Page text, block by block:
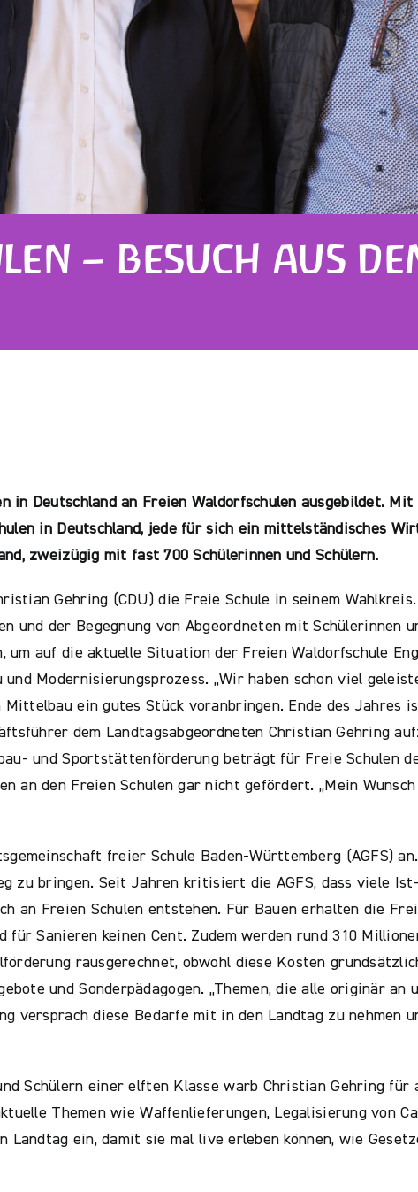
– BESUCH AUS
in Deutschland an Freien Waldorfschulen ausgebildet.
in Deutschland, jede für sich ein mittelständisches
zweizügig mit fast 700 Schülerinnen und Schülern.
Gehring (CDU) die Freie Schule in seinem
und der Begegnung von Abgeordneten mit Schülerinnen
auf die aktuelle Situation der Freien Waldorfschule
Modernisierungsprozess. „Wir haben schon viel
ein gutes Stück voranbringen. Ende des Jahres
dem Landtagsabgeordneten Christian Gehring
und Sportstättenförderung beträgt für Freie Schulen
an den Freien Schulen gar nicht gefördert. „Mein
freier Schule Baden-Württemberg (AGFS)
zu bringen. Seit Jahren kritisiert die AGFS, dass viele
an Freien Schulen entstehen. Für Bauen erhalten die
Sanieren keinen Cent. Zudem werden rund 310
rausgerechnet, obwohl diese Kosten
und Sonderpädagogen. „Themen, die alle originär an
versprach diese Bedarfe mit in den Landtag zu nehmen
Schülern einer elften Klasse warb Christian Gehring
Themen wie Waffenlieferungen, Legalisierung von
Landtag ein, damit sie mal live erleben können, wie